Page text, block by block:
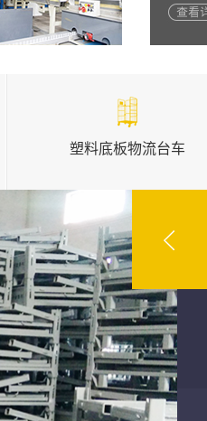
低人力成本
塑料底板物流台车